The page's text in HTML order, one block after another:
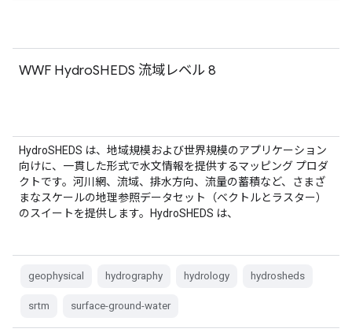
WWF HydroSHEDS 流域レベル 8
HydroSHEDS は、地域規模および世界規模のアプリケーション
向けに、一貫した形式で水文情報を提供するマッピング プロダ
クトです。河川網、流域、排水方向、流量の蓄積など、さまざ
まなスケールの地理参照データセット（ベクトルとラスター）
のスイートを提供します。HydroSHEDS は、
geophysical hydrography hydrology hydrosheds
srtm surface-ground-water